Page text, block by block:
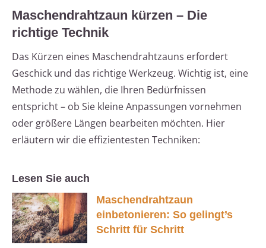
Maschendrahtzaun kürzen – Die
richtige Technik
Das Kürzen eines Maschendrahtzauns erfordert
Geschick und das richtige Werkzeug. Wichtig ist, eine
Methode zu wählen, die Ihren Bedürfnissen
entspricht – ob Sie kleine Anpassungen vornehmen
oder größere Längen bearbeiten möchten. Hier
erläutern wir die effizientesten Techniken:
Lesen Sie auch
Maschendrahtzaun
einbetonieren: So gelingt’s
Schritt für Schritt